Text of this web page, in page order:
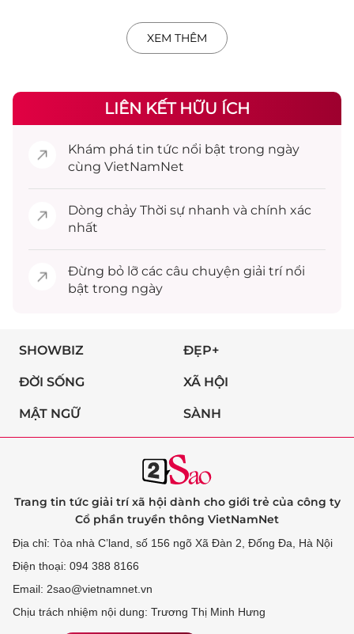
XEM THÊM
LIÊN KẾT HỮU ÍCH
Khám phá tin tức nổi bật trong ngày
cùng VietNamNet
Dòng chảy Thời sự nhanh và chính xác
nhất
Đừng bỏ lỡ các câu chuyện giải trínổi
bật trong ngày
SHOWBIZ ĐẸP+
ĐỜI SỐNG XÃ HỘI
MẬT NGỮ SÀNH
Trang tin tức giải trí xã hội dành cho giới trẻ của công ty
Cổ phần truyền thông VietNamNet
Địa chỉ: Tòa nhà C’land, số 156 ngõ Xã Đàn 2, Đống Đa, Hà Nội
Điện thoại: 094 388 8166
Email: 2sao@vietnamnet.vn
Chịu trách nhiệm nội dung: Trương Thị Minh Hưng